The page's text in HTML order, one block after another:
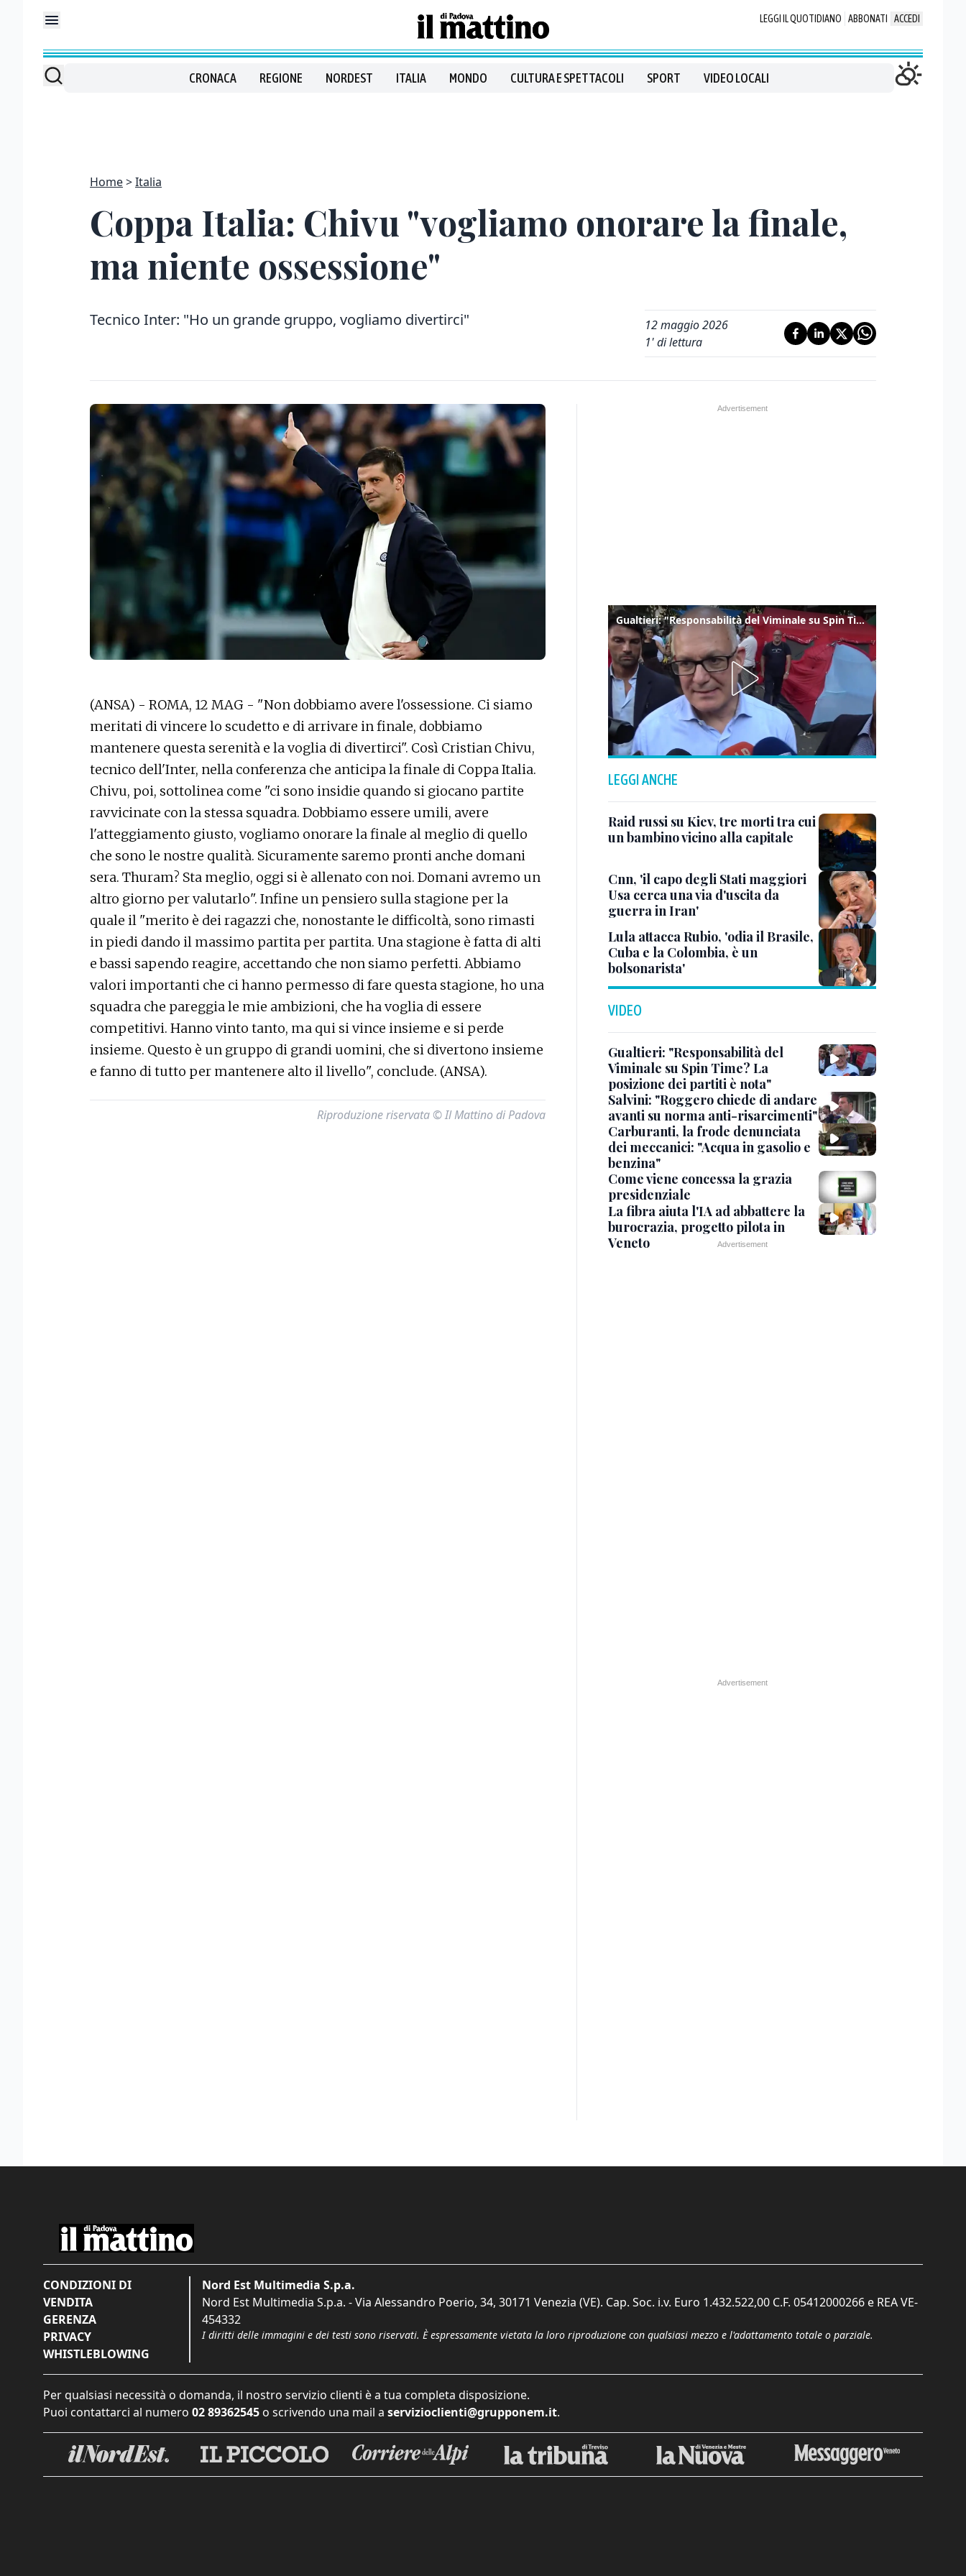
LEGGI IL QUOTIDIANO ABBONATI ACCEDI
CRONACA REGIONE NORDEST ITALIA MONDO CULTURA E SPETTACOLI SPORT VIDEO LOCALI
Home Italia
Coppa Italia: Chivu "vogliamo onorare la finale,
ma niente ossessione"
Tecnico Inter: "Ho un grande gruppo, vogliamo divertirci"
12 maggio 2026
1' di lettura
(ANSA) - ROMA, 12 MAG - "Non dobbiamo avere l'ossessione. Ci siamo
meritati di vincere lo scudetto e di arrivare in finale, dobbiamo
mantenere questa serenità e la voglia di divertirci". Così Cristian Chivu,
tecnico dell'Inter, nella conferenza che anticipa la finale di Coppa Italia.
Chivu, poi, sottolinea come "ci sono insidie quando si giocano partite
ravvicinate con la stessa squadra. Dobbiamo essere umili, avere
l'atteggiamento giusto, vogliamo onorare la finale al meglio di quello
che sono le nostre qualità. Sicuramente saremo pronti anche domani
sera. Thuram? Sta meglio, oggi si è allenato con noi. Domani avremo un
altro giorno per valutarlo". Infine un pensiero sulla stagione per la
quale il "merito è dei ragazzi che, nonostante le difficoltà, sono rimasti
in piedi dando il massimo partita per partita. Una stagione è fatta di alti
e bassi sapendo reagire, accettando che non siamo perfetti. Abbiamo
valori importanti che ci hanno permesso di fare questa stagione, ho una
squadra che pareggia le mie ambizioni, che ha voglia di essere
competitivi. Hanno vinto tanto, ma qui si vince insieme e si perde
insieme. Questo è un gruppo di grandi uomini, che si divertono insieme
e fanno di tutto per mantenere alto il livello", conclude. (ANSA).
Riproduzione riservata © Il Mattino di Padova
Gualtieri: "Responsabilità del Viminale su Spin Time? La posizione dei partiti è nota"
LEGGI ANCHE
Raid russi su Kiev, tre morti tra cui
un bambino vicino alla capitale
Cnn, 'il capo degli Stati maggiori
Usa cerca una via d'uscita da
guerra in Iran'
Lula attacca Rubio, 'odia il Brasile,
Cuba e la Colombia, è un
bolsonarista'
VIDEO
Gualtieri: "Responsabilità del
Viminale su Spin Time? La
posizione dei partiti è nota"
Salvini: "Roggero chiede di andare
avanti su norma anti-risarcimenti"
Carburanti, la frode denunciata
dei meccanici: "Acqua in gasolio e
benzina"
Come viene concessa la grazia
presidenziale
La fibra aiuta l'IA ad abbattere la
burocrazia, progetto pilota in
Veneto
CONDIZIONI DI
VENDITA
GERENZA
PRIVACY
WHISTLEBLOWING
Nord Est Multimedia S.p.a.
Nord Est Multimedia S.p.a. - Via Alessandro Poerio, 34, 30171 Venezia (VE). Cap. Soc. i.v. Euro 1.432.522,00 C.F. 05412000266 e REA VE-
454332
I diritti delle immagini e dei testi sono riservati. È espressamente vietata la loro riproduzione con qualsiasi mezzo e l'adattamento totale o parziale.
Per qualsiasi necessità o domanda, il nostro servizio clienti è a tua completa disposizione.
Puoi contattarci al numero 02 89362545 o scrivendo una mail a servizioclienti@grupponem.it.